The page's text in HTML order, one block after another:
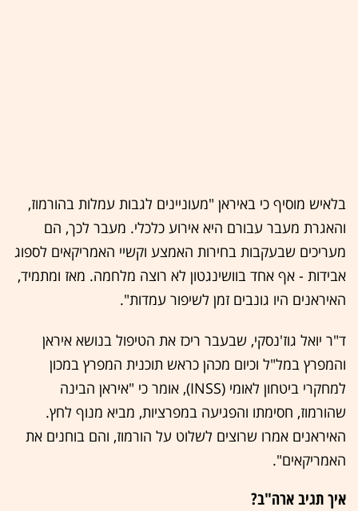
בלאיש מוסיף כי באיראן "מעוניינים לגבות עמלות בהורמוז,
והאגרת מעבר עבורם היא אירוע כלכלי. מעבר לכך, הם
מעריכים שבעקבות בחירות האמצע וקשיי האמריקאים לספוג
אבידות - אף אחד בוושינגטון לא רוצה מלחמה. מאז ומתמיד,
האיראנים היו גונבים זמן לשיפור עמדות".
ד"ר יואל גוז'נסקי, שבעבר ריכז את הטיפול בנושא איראן
והמפרץ במל"ל וכיום מכהן כראש תוכנית המפרץ במכון
למחקרי ביטחון לאומי (INSS), אומר כי "איראן הבינה
שהורמוז, חסימתו והפגיעה במפרציות, מביא מנוף לחץ.
האיראנים אמרו שרוצים לשלוט על הורמוז, והם בוחנים את
האמריקאים".
איך תגיב ארה"ב?